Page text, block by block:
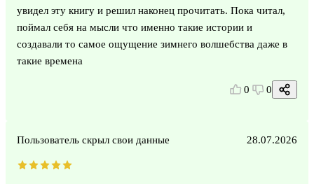
увидел эту книгу и решил наконец прочитать. Пока читал,
поймал себя на мысли что именно такие истории и
создавали то самое ощущение зимнего волшебства даже в
такие времена
0 0
Пользователь скрыл свои данные 28.07.2026